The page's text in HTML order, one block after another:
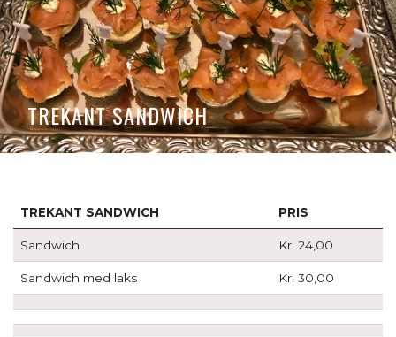
TREKANT SANDWICH
​​​TREKANT SANDWICH PRIS
Sandwich Kr. 24,00
Sandwich med laks Kr. 30,00